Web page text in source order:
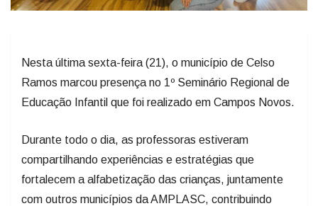
Nesta última sexta-feira (21), o município de Celso
Ramos marcou presença no 1º Seminário Regional de
Educação Infantil que foi realizado em Campos Novos.
Durante todo o dia, as professoras estiveram
compartilhando experiências e estratégias que
fortalecem a alfabetização das crianças, juntamente
com outros municípios da AMPLASC, contribuindo